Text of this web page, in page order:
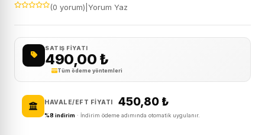
(0 yorum) Yorum Yaz
SATIŞ FIYATI
490,00 ₺
Tüm ödeme yöntemleri
HAVALE/EFT FIYATI 450,80 ₺
%8 indirim · İndirim ödeme adımında otomatik uygulanır.